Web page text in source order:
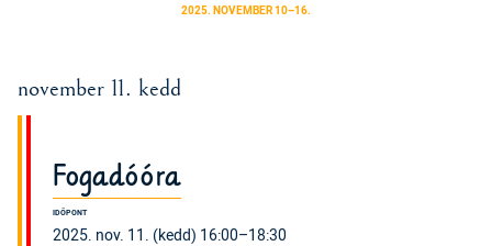
2025. NOVEMBER 10–16.
november 11. kedd
Fogadóóra
IDŐPONT
2025. nov. 11. (kedd) 16:00–18:30